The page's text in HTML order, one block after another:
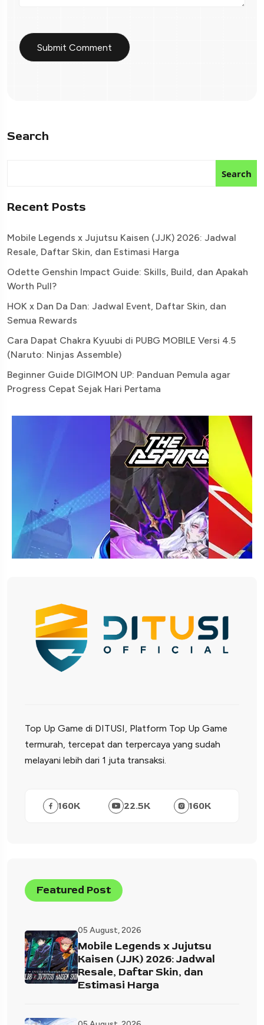
Search
Search
Recent Posts
Mobile Legends x Jujutsu Kaisen (JJK) 2026: Jadwal
Resale, Daftar Skin, dan Estimasi Harga
Odette Genshin Impact Guide: Skills, Build, dan Apakah
Worth Pull?
HOK x Dan Da Dan: Jadwal Event, Daftar Skin, dan
Semua Rewards
Cara Dapat Chakra Kyuubi di PUBG MOBILE Versi 4.5
(Naruto: Ninjas Assemble)
Beginner Guide DIGIMON UP: Panduan Pemula agar
Progress Cepat Sejak Hari Pertama
Top Up Game di DITUSI, Platform Top Up Game
termurah, tercepat dan terpercaya yang sudah
melayani lebih dari 1 juta transaksi.
160K 22.5K 160K
Featured Post
05 August, 2026
Mobile Legends x Jujutsu
Kaisen (JJK) 2026: Jadwal
Resale, Daftar Skin, dan
Estimasi Harga